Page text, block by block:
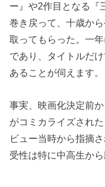
ー』や2作目となる『
巻き戻って、十歳か
取ってもらった。一
であり、タイトルだ
あることが伺えます。
事実、映画化決定前
がコミカライズされ
ビュー当時から指摘
受性は特に中高生か